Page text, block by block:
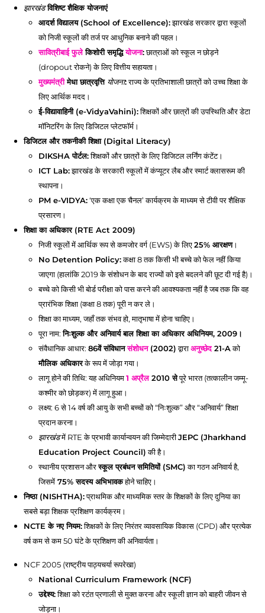
झारखंडविशिष्ट शैक्षिक योजनाएं
आदर्श विद्यालय (School of Excellence):झारखंड सरकार द्वारा स्कूलों
को निजी स्कूलों की तर्ज पर आधुनिक बनाने की पहल।
सावित्रीबाई फुलेकिशोरी समृद्धियोजना:छात्राओं को स्कूल न छोड़ने
(dropout रोकने) के लिए वित्तीय सहायता।
मुख्यमंत्रीमेधा छात्रवृत्ति योजना:राज्य के प्रतिभाशाली छात्रों को उच्च शिक्षा के
लिए आर्थिक मदद।
ई-विद्यावाहिनी (e-VidyaVahini):शिक्षकों और छात्रों की उपस्थिति और डेटा
मॉनिटरिंग के लिए डिजिटल प्लेटफॉर्म।
डिजिटल और तकनीकी शिक्षा (Digital Literacy)
DIKSHA पोर्टल:शिक्षकों और छात्रों के लिए डिजिटल लर्निंग कंटेंट।
ICT Lab:झारखंड के सरकारी स्कूलों में कंप्यूटर लैब और स्मार्ट क्लासरूम की
स्थापना।
PM e-VIDYA:‘एक कक्षा एक चैनल’ कार्यक्रम के माध्यम से टीवी पर शैक्षिक
प्रसारण।
शिक्षा का अधिकार (RTE Act 2009)
निजी स्कूलों में आर्थिक रूप से कमजोर वर्ग (EWS) के लिए25% आरक्षण।
No Detention Policy:कक्षा 8 तक किसी भी बच्चे को फेल नहीं किया
जाएगा (हालांकि 2019 के संशोधन के बाद राज्यों को इसे बदलने की छूट दी गई है)।
बच्चे को किसी भी बोर्ड परीक्षा को पास करने की आवश्यकता नहीं है जब तक कि वह
प्रारंभिक शिक्षा (कक्षा 8 तक) पूरी न कर ले।
शिक्षा का माध्यम, जहाँ तक संभव हो, मातृभाषा में होना चाहिए।
पूरा नाम:निःशुल्क और अनिवार्य बाल शिक्षा का अधिकार अधिनियम, 2009।
संवैधानिक आधार: 86वें संविधानसंशोधन(2002)द्वाराअनुच्छेद21-Aको
मौलिक अधिकारके रूप में जोड़ा गया।
लागू होने की तिथि: यह अधिनियम1 अप्रैल2010 सेपूरे भारत (तत्कालीन जम्मू-
कश्मीर को छोड़कर) में लागू हुआ।
लक्ष्य: 6 से 14 वर्ष की आयु के सभी बच्चों को “निःशुल्क” और “अनिवार्य” शिक्षा
प्रदान करना।
झारखंडमें RTE के प्रभावी कार्यान्वयन की जिम्मेदारीJEPC (Jharkhand
Education Project Council)की है।
स्थानीय प्रशासन औरस्कूल प्रबंधन समितियों (SMC)का गठन अनिवार्य है,
जिसमें 75% सदस्य अभिभावकहोने चाहिए।
निष्ठा (NISHTHA):प्राथमिक और माध्यमिक स्तर के शिक्षकों के लिए दुनिया का
सबसे बड़ा शिक्षक प्रशिक्षण कार्यक्रम।
NCTE के नए नियम:शिक्षकों के लिए निरंतर व्यावसायिक विकास (CPD) और प्रत्येक
वर्ष कम से कम 50 घंटे के प्रशिक्षण की अनिवार्यता।
NCF 2005 (राष्ट्रीय पाठ्यचर्या रूपरेखा)
National Curriculum Framework (NCF)
उद्देश्य:शिक्षा को रटंत प्रणाली से मुक्त करना और स्कूली ज्ञान को बाहरी जीवन से
जोड़ना।